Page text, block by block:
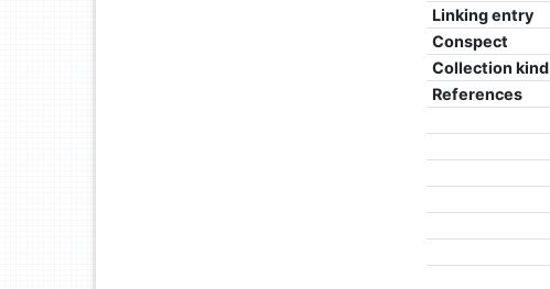
Linking entry
Conspect
Collection kind
References